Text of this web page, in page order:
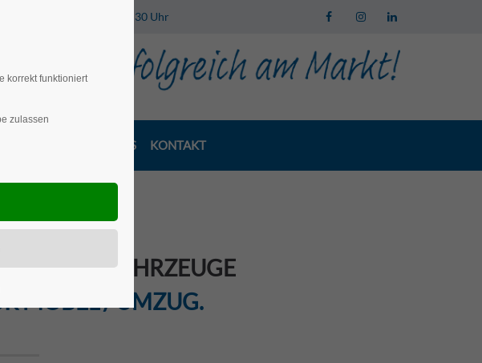
8:00 - 17:00 | Fr. 7:45 - 13:30 Uhr
EVELS KONTAKT
MÖBEL / UMZUG.
korrekt funktioniert
zulassen